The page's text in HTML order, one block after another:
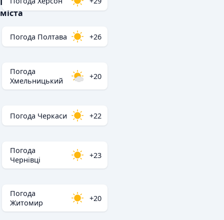
міста
Погода Полтава +26
Погода
Хмельницький
+20
Погода Черкаси +22
Погода
Чернівці
+23
Погода
Житомир
+20